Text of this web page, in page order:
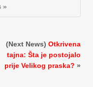
»
(Next News) Otkrivena
tajna: Šta je postojalo
prije Velikog praska? »